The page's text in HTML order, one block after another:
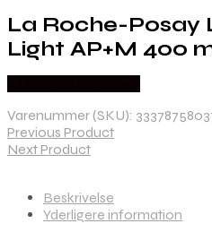
La Roche-Posay
Light AP+M 400
Varenummer (SKU):
Previous Product
Next Product
Beskrivelse
Yderligere information